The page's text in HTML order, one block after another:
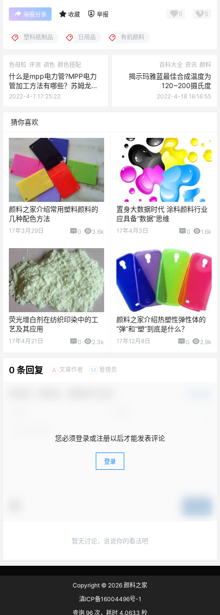
海报分享 收藏 举报 0 0
塑料纸制品 日用品 有机颜料
色母粒 评测 调色 颜色搭配
什么是mpp电力管?MPP电力
管加工方法有哪些？苏姆龙色
母粒产出MPP电力管专用色母
2022-4-1 17:25:22
百科大全 资讯 颜料
揭示玛雅蓝最佳合成温度为
120~200摄氏度
2022-4-18 16:16:55
猜你喜欢
颜料之家介绍常用塑料颜料的
几种配色方法
17年3月29日 0 3.6k
置身大数据时代 涂料颜料行业
应具备“数据”思维
17年4月3日 0 1.6k
荧光增白剂在纺织印染中的工
艺及其应用
17年4月21日 0 2.3k
颜料之家介绍热塑性弹性体的
“弹”和“塑”到底是什么？
17年12月8日 0 2.9k
0 条回复 A 文章作者 M 管理员
您必须登录或注册以后才能发表评论
登录
暂无讨论，说说你的看法吧
Copyright © 2026 颜料之家
滇ICP备16004496号-1
查询 96 次，耗时 4.0633 秒